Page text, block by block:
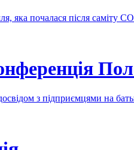
яка почалася після саміту
з підприємцями на